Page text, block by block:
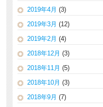
2019年4月 (3)
2019年3月 (12)
2019年2月 (4)
2018年12月 (3)
2018年11月 (5)
2018年10月 (3)
2018年9月 (7)